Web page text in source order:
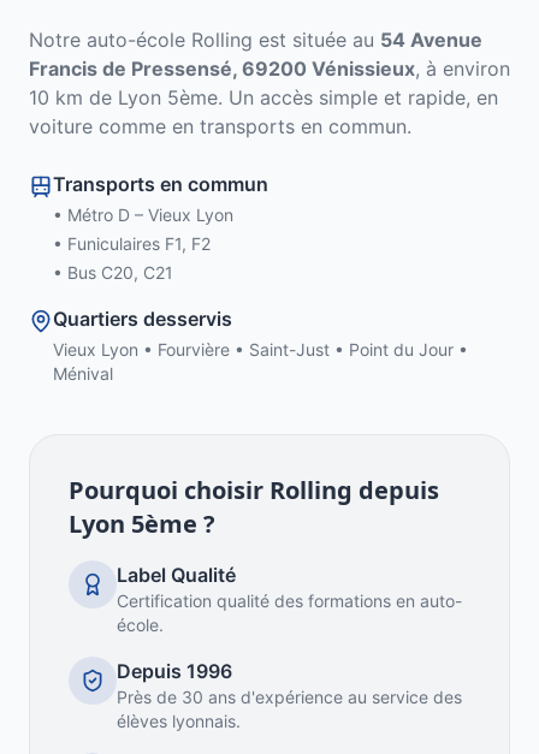
Notre auto-école Rolling est située au 54 Avenue
Francis de Pressensé, 69200 Vénissieux, à environ
10 km de Lyon 5ème. Un accès simple et rapide, en
voiture comme en transports en commun.
Transports en commun
• Métro D – Vieux Lyon
• Funiculaires F1, F2
• Bus C20, C21
Quartiers desservis
Vieux Lyon • Fourvière • Saint-Just • Point du Jour •
Ménival
Pourquoi choisir Rolling depuis
Lyon 5ème ?
Label Qualité
Certification qualité des formations en auto-
école.
Depuis 1996
Près de 30 ans d'expérience au service des
élèves lyonnais.